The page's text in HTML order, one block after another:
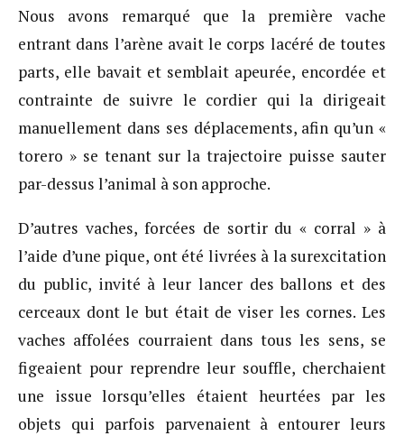
Nous avons remarqué que la première vache
entrant dans l’arène avait le corps lacéré de toutes
parts, elle bavait et semblait apeurée, encordée et
contrainte de suivre le cordier qui la dirigeait
manuellement dans ses déplacements, afin qu’un «
torero » se tenant sur la trajectoire puisse sauter
par-dessus l’animal à son approche.
D’autres vaches, forcées de sortir du « corral » à
l’aide d’une pique, ont été livrées à la surexcitation
du public, invité à leur lancer des ballons et des
cerceaux dont le but était de viser les cornes. Les
vaches affolées courraient dans tous les sens, se
figeaient pour reprendre leur souffle, cherchaient
une issue lorsqu’elles étaient heurtées par les
objets qui parfois parvenaient à entourer leurs